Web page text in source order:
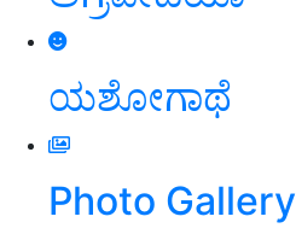
ಯಶೋಗಾಥೆ
Photo Gallery